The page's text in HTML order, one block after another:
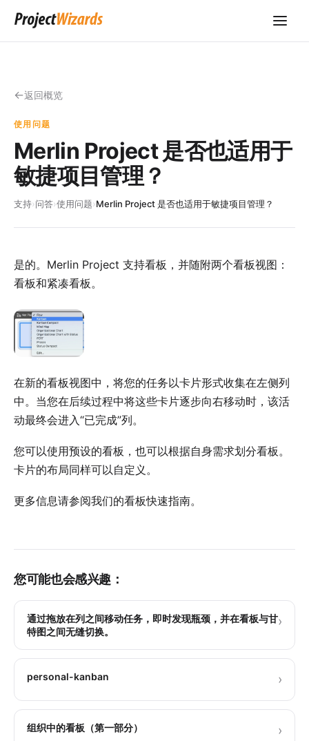
返回概览
使用问题
Merlin Project 是否也适用于
敏捷项目管理？
支持›问答›使用问题›Merlin Project 是否也适用于敏捷项目管理？
是的。Merlin Project 支持看板，并随附两个看板视图：
看板和紧凑看板。
在新的看板视图中，将您的任务以卡片形式收集在左侧列
中。当您在后续过程中将这些卡片逐步向右移动时，该活
动最终会进入“已完成”列。
您可以使用预设的看板，也可以根据自身需求划分看板。
卡片的布局同样可以自定义。
更多信息请参阅我们的看板快速指南。
您可能也会感兴趣：
通过拖放在列之间移动任务，即时发现瓶颈，并在看板与甘
特图之间无缝切换。
›
personal-kanban ›
组织中的看板（第一部分） ›